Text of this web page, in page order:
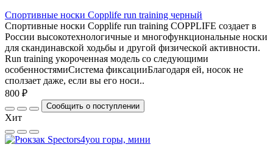
Спортивные носки Copplife run training черный
Спортивные носки Copplife run training СOPPLIFE создает в
России высокотехнологичные и многофункциональные носки
для скандинавской ходьбы и другой физической активности.
Run training укороченная модель со следующими
особенностямиСистема фиксацииБлагодаря ей, носок не
сползает даже, если вы его носи..
800 ₽
Сообщить о поступлении
Хит